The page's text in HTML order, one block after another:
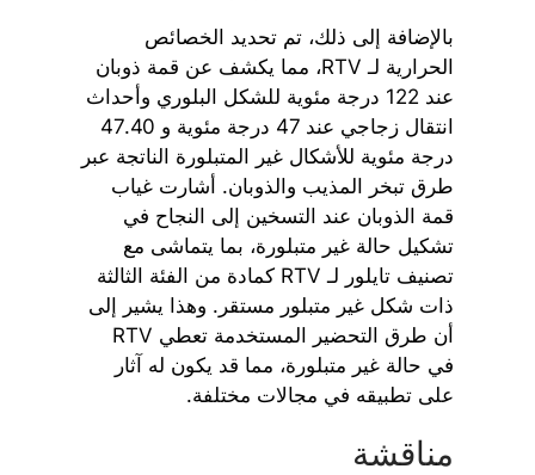
بالإضافة إلى ذلك، تم تحديد الخصائص
الحرارية لـ RTV، مما يكشف عن قمة ذوبان
عند 122 درجة مئوية للشكل البلوري وأحداث
انتقال زجاجي عند 47 درجة مئوية و 47.40
درجة مئوية للأشكال غير المتبلورة الناتجة عبر
طرق تبخر المذيب والذوبان. أشارت غياب
قمة الذوبان عند التسخين إلى النجاح في
تشكيل حالة غير متبلورة، بما يتماشى مع
تصنيف تايلور لـ RTV كمادة من الفئة الثالثة
ذات شكل غير متبلور مستقر. وهذا يشير إلى
أن طرق التحضير المستخدمة تعطي RTV
في حالة غير متبلورة، مما قد يكون له آثار
على تطبيقه في مجالات مختلفة.
مناقشة